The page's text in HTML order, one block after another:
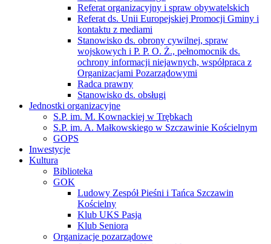
Referat organizacyjny i spraw obywatelskich
Referat ds. Unii Europejskiej Promocji Gminy i
kontaktu z mediami
Stanowisko ds. obrony cywilnej, spraw
wojskowych i P. P. O. Ż., pełnomocnik ds.
ochrony informacji niejawnych, współpraca z
Organizacjami Pozarządowymi
Radca prawny
Stanowisko ds. obsługi
Jednostki organizacyjne
S.P. im. M. Kownackiej w Trębkach
S.P. im. A. Małkowskiego w Szczawinie Kościelnym
GOPS
Inwestycje
Kultura
Biblioteka
GOK
Ludowy Zespół Pieśni i Tańca Szczawin
Kościelny
Klub UKS Pasja
Klub Seniora
Organizacje pozarządowe